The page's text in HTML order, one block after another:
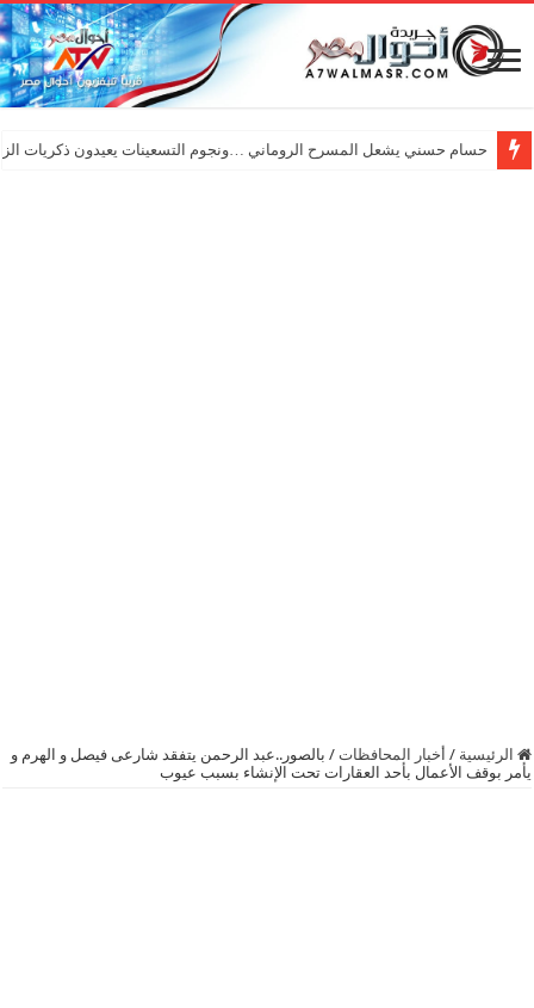
حسام حسني يشعل المسرح الروماني …ونجوم التسعينات يعيدون ذكريات
الرئيسية / أخبار المحافظات / بالصور..عبد الرحمن يتفقد شارعى فيصل و الهرم و
يأمر بوقف الأعمال بأحد العقارات تحت الإنشاء بسبب عيوب